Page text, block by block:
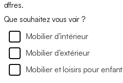
offres.
Que souhaitez vous voir ?
Mobilier d’intérieur
Mobilier d’extérieur
Mobilier et loisirs pour